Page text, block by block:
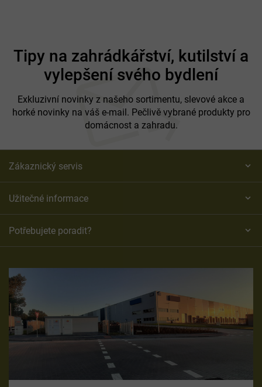
Tipy na zahrádkářství, kutilství a
vylepšení svého bydlení
Exkluzivní novinky z našeho sortimentu, slevové akce a
horké novinky na váš e-mail. Pečlivě vybrané produkty pro
domácnost a zahradu.
Zákaznický servis
Užitečné informace
Potřebujete poradit?